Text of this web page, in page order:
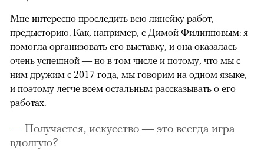
Мне интересно проследить всю линейку работ,
предысторию. Как, например, с Димой Филипповым: я
помогла организовать его выставку, и она оказалась
очень успешной — но в том числе и потому, что мы с
ним дружим с 2017 года, мы говорим на одном языке,
и поэтому легче всем остальным рассказывать о его
работах.
Получается, искусство — это всегда игра
вдолгую?